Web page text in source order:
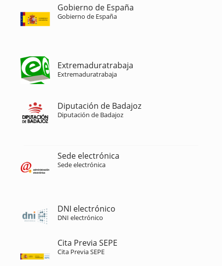
Gobierno de España
Gobierno de España
Extremaduratrabaja
Extremaduratrabaja
Diputación de Badajoz
Diputación de Badajoz
Sede electrónica
Sede electrónica
DNI electrónico
DNI electrónico
Cita Previa SEPE
Cita Previa SEPE